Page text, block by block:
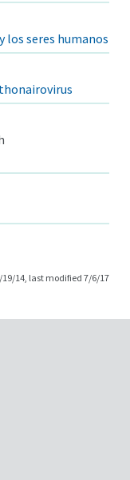
los seres humanos
19/14, last modified 7/6/17